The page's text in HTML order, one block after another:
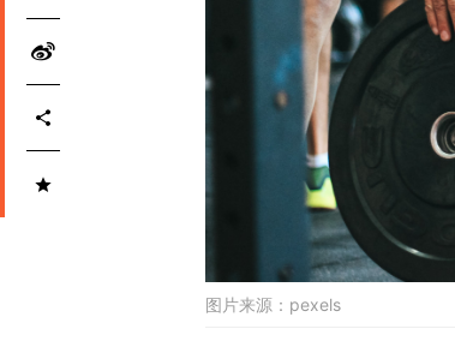
图片来源： pexels